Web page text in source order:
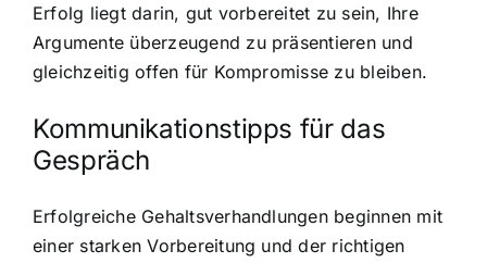
Erfolg liegt darin, gut vorbereitet zu sein, Ihre
Argumente überzeugend zu präsentieren und
gleichzeitig offen für Kompromisse zu bleiben.
Kommunikationstipps für das
Gespräch
Erfolgreiche Gehaltsverhandlungen beginnen mit
einer starken Vorbereitung und der richtigen